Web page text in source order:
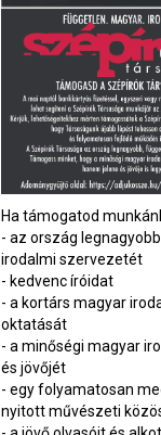
Ha támogatod
- az ország
irodalmi szervezetét
- kedvenc íróidat
- a kortárs magyar
oktatását
- a minőségi magyar
és jövőjét
- egy folyamatosan
nyitott művészeti